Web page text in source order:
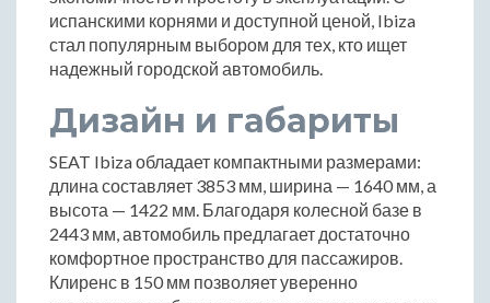
испанскими корнями и доступной ценой, Ibiza
стал популярным выбором для тех, кто ищет
надежный городской автомобиль.
Дизайн и габариты
SEAT Ibiza обладает компактными размерами:
длина составляет 3853 мм, ширина — 1640 мм, а
высота — 1422 мм. Благодаря колесной базе в
2443 мм, автомобиль предлагает достаточно
комфортное пространство для пассажиров.
Клиренс в 150 мм позволяет уверенно